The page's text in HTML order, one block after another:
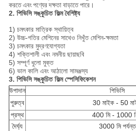
করতে এবং পণ্যের দক্ষতা বাড়াতে পারে।
2. পিভিসি সঙ্কুচিত ফিল্ম বৈশিষ্ট্য
1) চমৎকার মাত্রিক স্থায়িত্ব
2) উচ্চ-গতির মেশিনের সাথেও নিখুঁত মেশিন-ক্ষমতা
3) চমৎকার মুদ্রণযোগ্যতা
4) শক্তিশালী এবং নমনীয় ছায়াছবি
5) সম্পূর্ণ ধুলো মুক্ত
6) ভাল কালি এবং আঠালো সামঞ্জস্য
3. পিভিসি সঙ্কুচিত ফিল্ম স্পেসিফিকেশন
উপাদান
পিভিসি
পুরুত্ব
30 মাইক - 50
প্রস্থ
400 মি - 1000
দৈর্ঘ্য
3000 মি পর্যন্ত